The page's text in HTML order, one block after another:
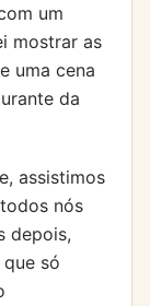
um
mostrar as
uma cena
da
assistimos
nós
depois,
só